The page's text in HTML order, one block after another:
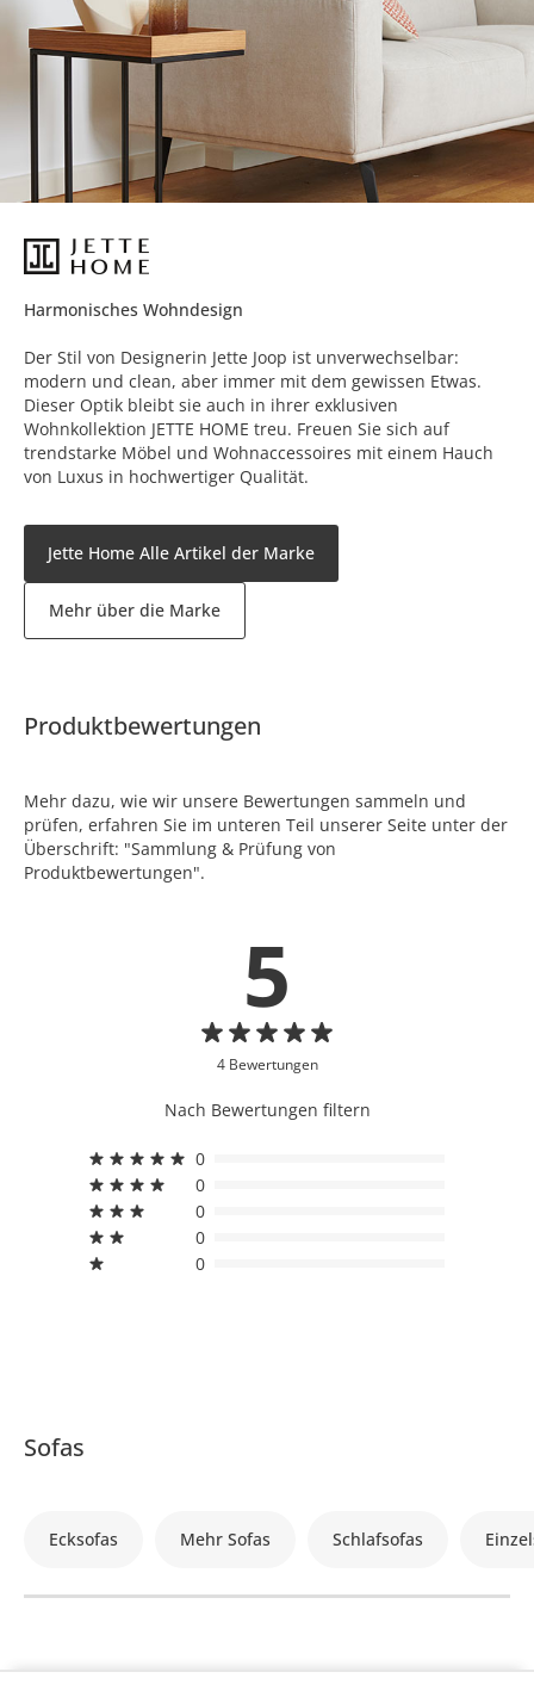
Harmonisches Wohndesign
Der Stil von Designerin Jette Joop ist unverwechselbar:
modern und clean, aber immer mit dem gewissen Etwas.
Dieser Optik bleibt sie auch in ihrer exklusiven
Wohnkollektion JETTE HOME treu. Freuen Sie sich auf
trendstarke Möbel und Wohnaccessoires mit einem Hauch
von Luxus in hochwertiger Qualität.
Jette Home Alle Artikel der Marke
Mehr über die Marke
Produktbewertungen
Mehr dazu, wie wir unsere Bewertungen sammeln und
prüfen, erfahren Sie im unteren Teil unserer Seite unter der
Überschrift: "Sammlung & Prüfung von
Produktbewertungen".
5
4 Bewertungen
Nach Bewertungen filtern
0
0
0
0
0
Sofas
Ecksofas Mehr Sofas Schlafsofas